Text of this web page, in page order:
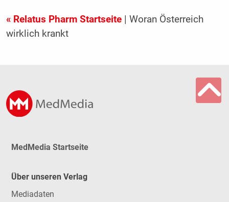
« Relatus Pharm Startseite| Woran Österreich
wirklich krankt
MedMedia Startseite
Über unseren Verlag
Mediadaten